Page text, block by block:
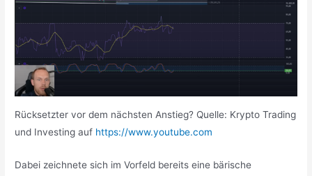
Rücksetzter vor dem nächsten Anstieg? Quelle: Krypto Trading
und Investing auf https://www.youtube.com
Dabei zeichnete sich im Vorfeld bereits eine bärische